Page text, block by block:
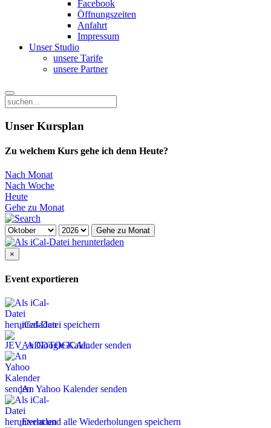
Facebook
Öffnungszeiten
Anfahrt
Impressum
Unser Studio
unsere Tarife
unsere Partner
Unser Kursplan
Zu welchem Kurs gehe ich denn Heute?
Nach Monat
Nach Woche
Heute
Gehe zu Monat
Gehe zu Monat
×
Event exportieren
iCal-Datei speichern
An Google Kalender senden
An Yahoo Kalender senden
Event und alle Wiederholungen speichern